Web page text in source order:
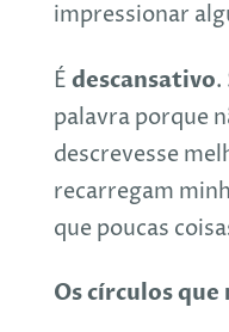
impressionar
É descansativo.
palavra porque
descrevesse
recarregam
que poucas
Os círculos